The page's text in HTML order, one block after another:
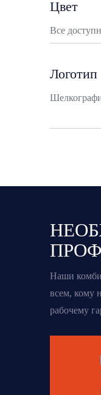
Цвет
Все
Логотип
Наши
всем, кому
рабочему